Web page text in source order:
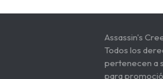
Assassin's
Todos los
pertenecen a
para